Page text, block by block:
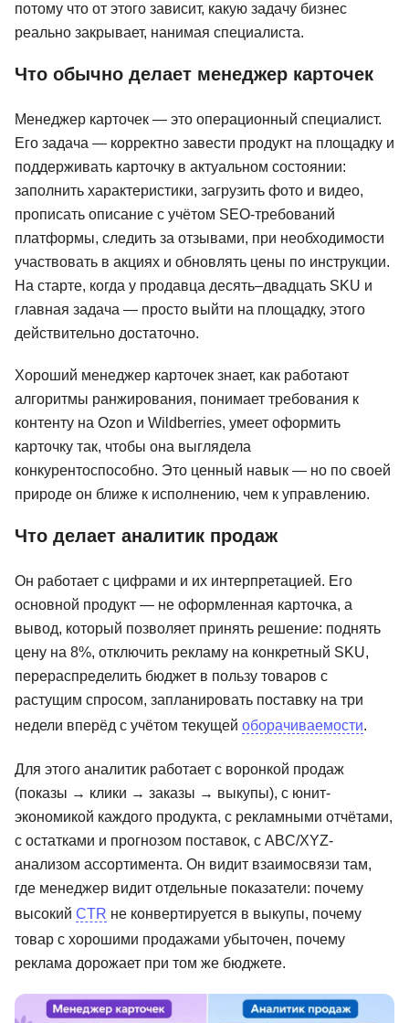
потому что от этого зависит, какую задачу бизнес
реально закрывает, нанимая специалиста.
Что обычно делает менеджер карточек
Менеджер карточек — это операционный специалист.
Его задача — корректно завести продукт на площадку и
поддерживать карточку в актуальном состоянии:
заполнить характеристики, загрузить фото и видео,
прописать описание с учётом SEO-требований
платформы, следить за отзывами, при необходимости
участвовать в акциях и обновлять цены по инструкции.
На старте, когда у продавца десять–двадцать SKU и
главная задача — просто выйти на площадку, этого
действительно достаточно.
Хороший менеджер карточек знает, как работают
алгоритмы ранжирования, понимает требования к
контенту на Ozon и Wildberries, умеет оформить
карточку так, чтобы она выглядела
конкурентоспособно. Это ценный навык — но по своей
природе он ближе к исполнению, чем к управлению.
Что делает аналитик продаж
Он работает с цифрами и их интерпретацией. Его
основной продукт — не оформленная карточка, а
вывод, который позволяет принять решение: поднять
цену на 8%, отключить рекламу на конкретный SKU,
перераспределить бюджет в пользу товаров с
растущим спросом, запланировать поставку на три
недели вперёд с учётом текущей оборачиваемости.
Для этого аналитик работает с воронкой продаж
(показы → клики → заказы → выкупы), с юнит-
экономикой каждого продукта, с рекламными отчётами,
с остатками и прогнозом поставок, с ABC/XYZ-
анализом ассортимента. Он видит взаимосвязи там,
где менеджер видит отдельные показатели: почему
высокий CTR не конвертируется в выкупы, почему
товар с хорошими продажами убыточен, почему
реклама дорожает при том же бюджете.